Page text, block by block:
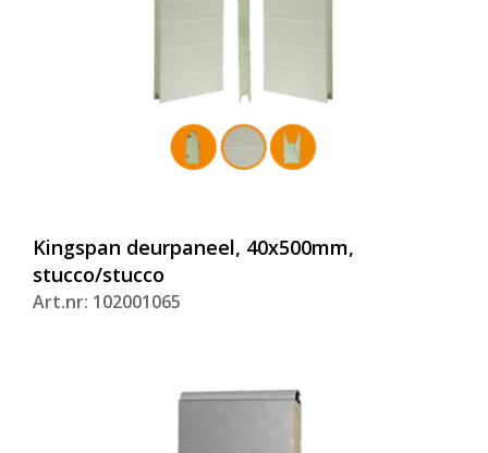
Kingspan deurpaneel, 40x500mm,
stucco/stucco
Art.nr: 102001065